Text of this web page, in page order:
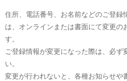
住所、電話番号、お名前などのご登録
は、オンラインまたは書面にて変更の
す。
ご登録情報が変更になった際は、必ず
い。
変更が行われないと、各種お知らせや